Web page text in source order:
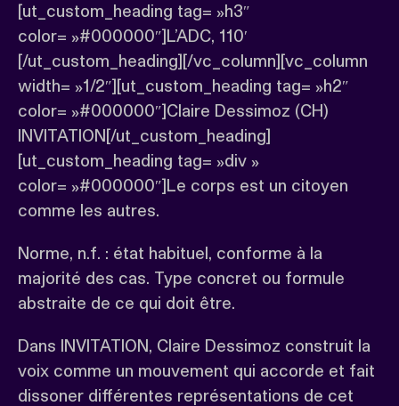
[ut_custom_heading tag= »h3″
color= »#000000″]L’ADC, 110′
[/ut_custom_heading][/vc_column][vc_column
width= »1/2″][ut_custom_heading tag= »h2″
color= »#000000″]Claire Dessimoz (CH)
INVITATION[/ut_custom_heading]
[ut_custom_heading tag= »div »
color= »#000000″]Le corps est un citoyen
comme les autres.
Norme, n.f. : état habituel, conforme à la
majorité des cas. Type concret ou formule
abstraite de ce qui doit être.
Dans INVITATION, Claire Dessimoz construit la
voix comme un mouvement qui accorde et fait
dissoner différentes représentations de cet